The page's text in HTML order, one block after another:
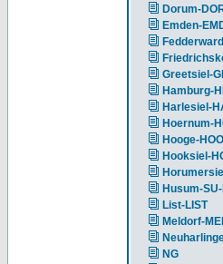
Dorum-
Emden-
Greetsiel-
Hamburg-
Harlesiel-
Hoernum-
Hooge-HOO
Hooksiel-
Husum-
List-LIST
Meldorf-
NG